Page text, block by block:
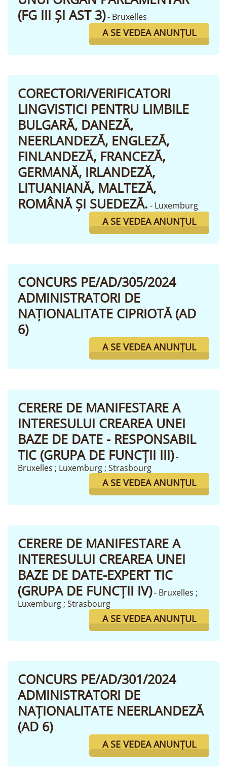
(FG III ȘI AST 3)- Bruxelles
A SE VEDEA ANUNȚUL
CORECTORI/VERIFICATORI
LINGVISTICI PENTRU LIMBILE
BULGARĂ, DANEZĂ,
NEERLANDEZĂ, ENGLEZĂ,
FINLANDEZĂ, FRANCEZĂ,
GERMANĂ, IRLANDEZĂ,
LITUANIANĂ, MALTEZĂ,
ROMÂNĂ ȘI SUEDEZĂ. - Luxemburg
A SE VEDEA ANUNȚUL
CONCURS PE/AD/305/2024
ADMINISTRATORI DE
NAȚIONALITATE CIPRIOTĂ (AD
6)
A SE VEDEA ANUNȚUL
CERERE DE MANIFESTARE A
INTERESULUI CREAREA UNEI
BAZE DE DATE - RESPONSABIL
TIC (GRUPA DE FUNCȚII III)-
Bruxelles ; Luxemburg ; Strasbourg
A SE VEDEA ANUNȚUL
CERERE DE MANIFESTARE A
INTERESULUI CREAREA UNEI
BAZE DE DATE-EXPERT TIC
(GRUPA DE FUNCȚII IV)- Bruxelles ;
Luxemburg ; Strasbourg
A SE VEDEA ANUNȚUL
CONCURS PE/AD/301/2024
ADMINISTRATORI DE
NAȚIONALITATE NEERLANDEZĂ
(AD 6)
A SE VEDEA ANUNȚUL